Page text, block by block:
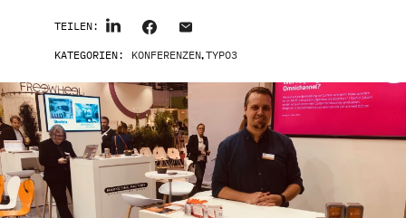
TEILEN:
KATEGORIEN: KONFERENZEN,TYPO3